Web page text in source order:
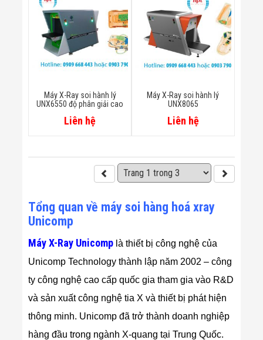
Máy X-Ray soi hành lý
UNX6550 độ phân giải cao
Liên hệ
Máy X-Ray soi hành lý
UNX8065
Liên hệ
Tổng quan về máy soi hàng hoá xray
Unicomp
Máy X-Ray Unicomp là thiết bị công nghệ của
Unicomp Technology thành lập năm 2002 – công
ty công nghệ cao cấp quốc gia tham gia vào R&D
và sản xuất công nghệ tia X và thiết bị phát hiện
thông minh. Unicomp đã trở thành doanh nghiệp
hàng đầu trong ngành X-quang tại Trung Quốc.